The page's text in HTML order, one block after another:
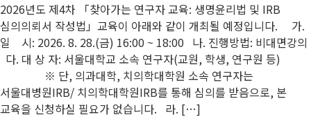
2026년도 제4차 「찾아가는 연구자 교육: 생명윤리법 및 IRB
심의의뢰서 작성법」교육이 아래와 같이 개최될 예정입니다. 가.
일 시: 2026. 8. 28.(금) 16:00 ~ 18:00 나. 진행방법: 비대면강의
다. 대 상 자: 서울대학교 소속 연구자(교원, 학생, 연구원 등)
※ 단, 의과대학, 치의학대학원 소속 연구자는
서울대병원IRB/ 치의학대학원IRB를 통해 심의를 받음으로, 본
교육을 신청하실 필요가 없습니다. 라. […]